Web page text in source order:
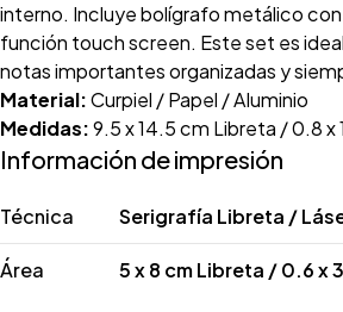
interno. Incluye bolígrafo metálico
función touch screen. Este set es
notas importantes organizadas y
Material:Curpiel / Papel / Aluminio
Medidas:9.5 x 14.5 cm Libreta / 0.8 x
Información de impresión
Técnica Serigrafía Libreta /
Área 5 x 8 cm Libreta / 0.6 x